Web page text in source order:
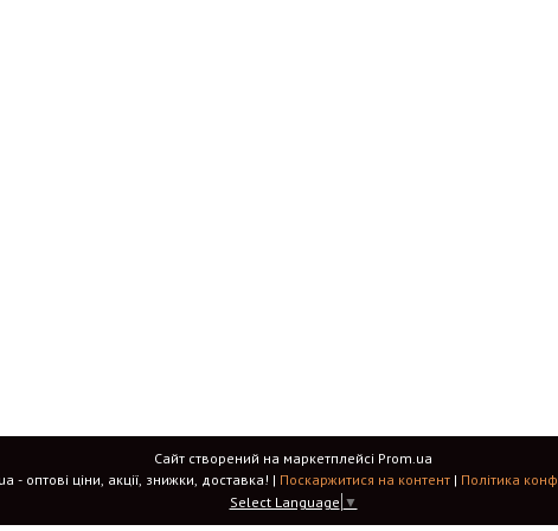
Сайт створений на маркетплейсі Prom.ua
Color.in.ua - оптові ціни, акції, знижки, доставка! | Поскаржитися на контент | Політика
Select Language ▼